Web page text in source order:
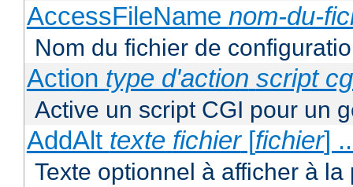
AccessFileName nom-du-
Nom du fichier de
Action type d'action script
Active un script CGI pour un
AddAlt texte fichier[fichier]
Texte optionnel à afficher à